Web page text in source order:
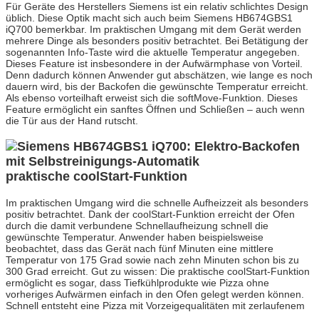
Für Geräte des Herstellers Siemens ist ein relativ schlichtes Design
üblich. Diese Optik macht sich auch beim Siemens HB674GBS1
iQ700 bemerkbar. Im praktischen Umgang mit dem Gerät werden
mehrere Dinge als besonders positiv betrachtet. Bei Betätigung der
sogenannten Info-Taste wird die aktuelle Temperatur angegeben.
Dieses Feature ist insbesondere in der Aufwärmphase von Vorteil.
Denn dadurch können Anwender gut abschätzen, wie lange es noch
dauern wird, bis der Backofen die gewünschte Temperatur erreicht.
Als ebenso vorteilhaft erweist sich die softMove-Funktion. Dieses
Feature ermöglicht ein sanftes Öffnen und Schließen – auch wenn
die Tür aus der Hand rutscht.
praktische coolStart-Funktion
Im praktischen Umgang wird die schnelle Aufheizzeit als besonders
positiv betrachtet. Dank der coolStart-Funktion erreicht der Ofen
durch die damit verbundene Schnellaufheizung schnell die
gewünschte Temperatur. Anwender haben beispielsweise
beobachtet, dass das Gerät nach fünf Minuten eine mittlere
Temperatur von 175 Grad sowie nach zehn Minuten schon bis zu
300 Grad erreicht. Gut zu wissen: Die praktische coolStart-Funktion
ermöglicht es sogar, dass Tiefkühlprodukte wie Pizza ohne
vorheriges Aufwärmen einfach in den Ofen gelegt werden können.
Schnell entsteht eine Pizza mit Vorzeigequalitäten mit zerlaufenem